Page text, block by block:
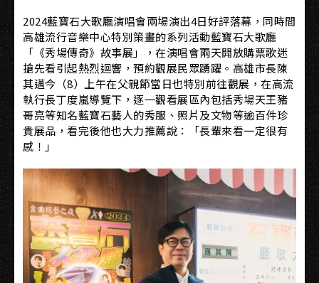
2024藍寶石大歌廳演唱會兩場演出4日好評落幕，同時間
高雄流行音樂中心特別策畫的系列活動藍寶石大歌廳
「《秀場傳奇》故事展」，在演唱會兩天開放購票歌迷
搶先看引起熱烈迴響，預約觀展民眾踴躍。高雄市長陳
其邁今（8）上午在父親節當日也特別前往觀展，在高流
執行長丁度嵐導覽下，逐一觀看展區內包括秀場天王豬
哥亮等知名藍寶石藝人的秀服、照片及文物等逾百件珍
貴展品，看完後他也大力推薦說：「長輩來看一定很有
感！」